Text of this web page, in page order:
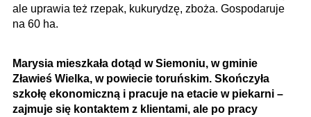
ale uprawia też rzepak, kukurydzę, zboża. Gospodaruje
na 60 ha.
Marysia mieszkała dotąd w Siemoniu, w gminie
Zławieś Wielka, w powiecie toruńskim. Skończyła
szkołę ekonomiczną i pracuje na etacie w piekarni –
zajmuje się kontaktem z klientami, ale po pracy